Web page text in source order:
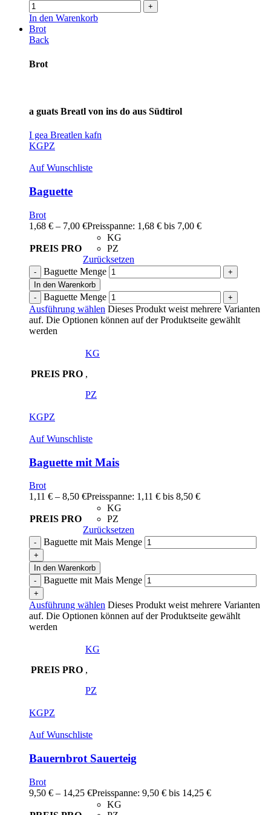
In den Warenkorb
Brot
Back
Brot
a guats Breatl von ins do aus Südtirol
I gea Breatlen kafn
KGPZ
Auf Wunschliste
Baguette
Brot
1,68 € – 7,00 €Preisspanne: 1,68 € bis 7,00 €
PREIS PRO
KG
PZ
Zurücksetzen
Baguette Menge
In den Warenkorb
Baguette Menge
Ausführung wählen Dieses Produkt weist mehrere Varianten
auf. Die Optionen können auf der Produktseite gewählt
werden
PREIS PRO
KG
,
PZ
KGPZ
Auf Wunschliste
Baguette mit Mais
Brot
1,11 € – 8,50 €Preisspanne: 1,11 € bis 8,50 €
PREIS PRO
KG
PZ
Zurücksetzen
Baguette mit Mais Menge
In den Warenkorb
Baguette mit Mais Menge
Ausführung wählen Dieses Produkt weist mehrere Varianten
auf. Die Optionen können auf der Produktseite gewählt
werden
PREIS PRO
KG
,
PZ
KGPZ
Auf Wunschliste
Bauernbrot Sauerteig
Brot
9,50 € – 14,25 €Preisspanne: 9,50 € bis 14,25 €
KG